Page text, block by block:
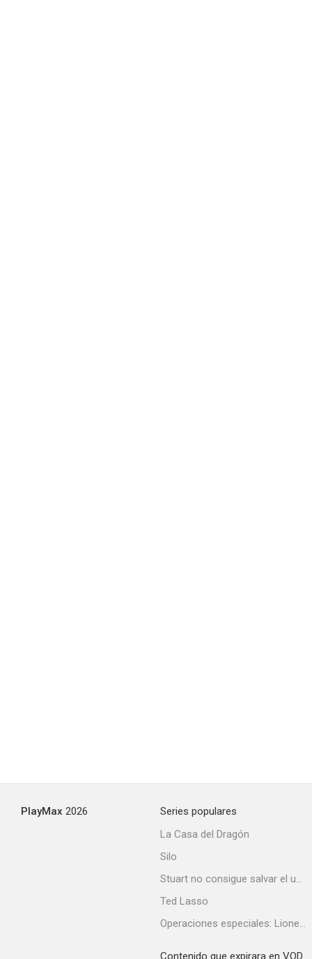
PlayMax 2026
Series populares
La Casa del Dragón
Silo
Stuart no consigue salvar el universo
Ted Lasso
Operaciones especiales: Lioness
Contenido que expirara en VOD